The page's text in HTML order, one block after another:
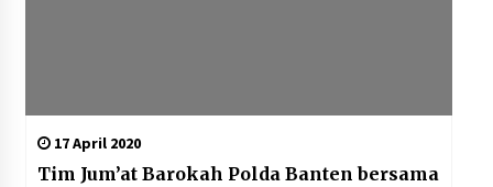
17 April 2020
Tim Jum’at Barokah Polda Banten bersama